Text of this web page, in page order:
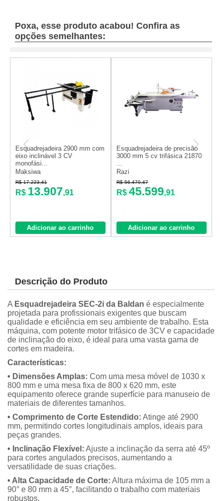
Poxa, esse produto acabou! Confira as
opções semelhantes:
Esquadrejadeira 2900 mm com
eixo inclinável 3 CV
monofási...
Maksiwa
R$ 17.223,41
R$ 13.907,91
Adicionar ao carrinho
Esquadrejadeira de precisão
3000 mm 5 cv trifásica 21870
Razi
R$ 56.470,47
R$ 45.599,91
Adicionar ao carrinho
Descrição do Produto
A Esquadrejadeira SEC-2i da Baldan é especialmente
projetada para profissionais exigentes que buscam
qualidade e eficiência em seu ambiente de trabalho. Esta
máquina, com potente motor trifásico de 3CV e capacidade
de inclinação do eixo, é ideal para uma vasta gama de
cortes em madeira.
Características:
• Dimensões Amplas: Com uma mesa móvel de 1030 x
800 mm e uma mesa fixa de 800 x 620 mm, este
equipamento oferece grande superfície para manuseio de
materiais de diferentes tamanhos.
• Comprimento de Corte Estendido: Atinge até 2900
mm, permitindo cortes longitudinais amplos, ideais para
peças grandes.
• Inclinação Flexível: Ajuste a inclinação da serra até 45º
para cortes angulados precisos, aumentando a
versatilidade de suas criações.
• Alta Capacidade de Corte: Altura máxima de 105 mm a
90° e 80 mm a 45°, facilitando o trabalho com materiais
robustos.